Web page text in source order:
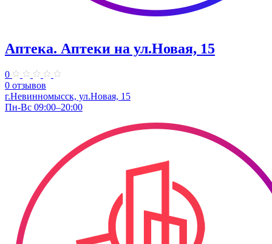
Аптека. Аптеки на ул.Новая, 15
0
0 отзывов
г.Невинномысск, ул.Новая, 15
Пн-Вс 09:00–20:00